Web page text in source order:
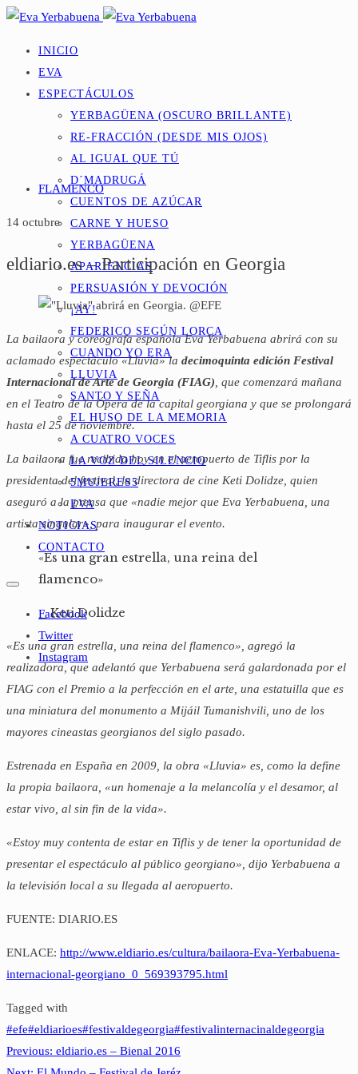
INICIO
EVA
ESPECTÁCULOS
YERBAGÜENA (OSCURO BRILLANTE)
RE-FRACCIÓN (DESDE MIS OJOS)
AL IGUAL QUE TÚ
D´MADRUGÁ
CUENTOS DE AZÚCAR
CARNE Y HUESO
YERBAGÜENA
APARIENCIAS
PERSUASIÓN Y DEVOCIÓN
¡AY!
FEDERICO SEGÚN LORCA
CUANDO YO ERA
LLUVIA
SANTO Y SEÑA
EL HUSO DE LA MEMORIA
A CUATRO VOCES
LA VOZ DEL SILENCIO
5MUJERES5
EVA
NOTICIAS
CONTACTO
Facebook
Twitter
Instagram
FLAMENCO
14 octubre
eldiario.es – Participación en Georgia
La bailaora y coreógrafa española Eva Yerbabuena abrirá con su
aclamado espectáculo«Lluvia»la decimoquinta edición Festival
Internacional de Arte de Georgia (FIAG), que comenzará mañana
en el Teatro de la Ópera de la capital georgiana y que se prolongará
hasta el 25 de noviembre.
La bailaora fue recibida hoy en el aeropuerto de Tiflis por la
presidenta del festival, la directora de cine Keti Dolidze, quien
aseguró a la prensa que «nadie mejor que Eva Yerbabuena, una
artista singular», para inaugurar el evento.
«Es una gran estrella, una reina del
flamenco»
_ Keti Dolidze
«Es una gran estrella, una reina del flamenco», agregó la
realizadora, que adelantó que Yerbabuena será galardonada por el
FIAG con el Premio a la perfección en el arte, una estatuilla que es
una miniatura del monumento a Mijáil Tumanishvili, uno de los
mayores cineastas georgianos del siglo pasado.
Estrenada en España en 2009, la obra «Lluvia» es, como la define
la propia bailaora, «un homenaje a la melancolía y el desamor, al
estar vivo, al sin fin de la vida».
«Estoy muy contenta de estar en Tiflis y de tener la oportunidad de
presentar el espectáculo al público georgiano», dijo Yerbabuena a
la televisión local a su llegada al aeropuerto.
FUENTE: DIARIO.ES
ENLACE: http://www.eldiario.es/cultura/bailaora-Eva-Yerbabuena-
internacional-georgiano_0_569393795.html
Tagged with
#efe#eldiarioes#festivaldegeorgia#festivalinternacinaldegeorgia
Navegación
Previous: Previous
eldiario.es – Bienal 2016